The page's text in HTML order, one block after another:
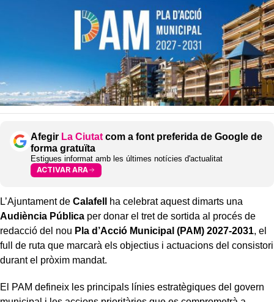
Afegir La Ciutat com a font preferida de Google de
forma gratuïta
Estigues informat amb les últimes notícies d'actualitat
ACTIVAR ARA
L’Ajuntament de Calafell
ha celebrat aquest dimarts una
Audiència Pública per donar el tret de sortida al procés de
redacció del nou Pla d’Acció Municipal (PAM) 2027-2031, el
full de ruta que marcarà els objectius i actuacions del consistori
durant el pròxim mandat.
El PAM defineix les principals línies estratègiques del govern